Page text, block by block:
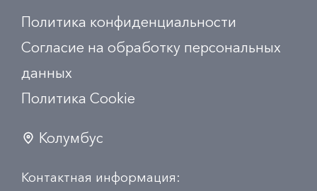
Политика конфиденциальности
Согласие на обработку персональных
данных
Политика Сookie
Колумбус
Контактная информация: